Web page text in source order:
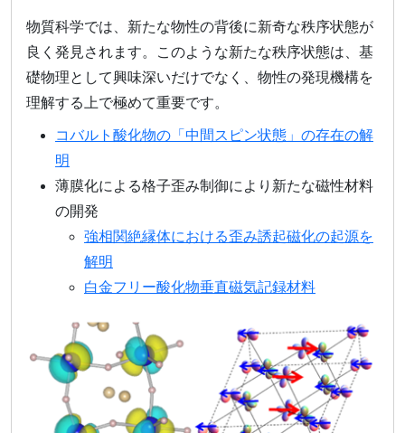
物質科学では、新たな物性の背後に新奇な秩序状態が
良く発見されます。このような新たな秩序状態は、基
礎物理として興味深いだけでなく、物性の発現機構を
理解する上で極めて重要です。
コバルト酸化物の「中間スピン状態」の存在の解
明
薄膜化による格子歪み制御により新たな磁性材料
の開発
強相関絶縁体における歪み誘起磁化の起源を
解明
白金フリー酸化物垂直磁気記録材料